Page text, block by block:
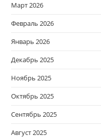
Март 2026
Февраль 2026
Январь 2026
Декабрь 2025
Ноябрь 2025
Октябрь 2025
Сентябрь 2025
Август 2025